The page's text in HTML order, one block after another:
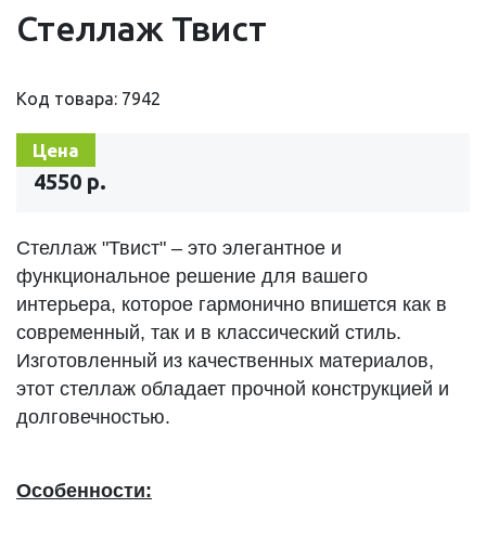
Стеллаж Твист
Код товара: 7942
Цена
4550 р.
Стеллаж "Твист" – это элегантное и
функциональное решение для вашего
интерьера, которое гармонично впишется как в
современный, так и в классический стиль.
Изготовленный из качественных материалов,
этот стеллаж обладает прочной конструкцией и
долговечностью.
Особенности: